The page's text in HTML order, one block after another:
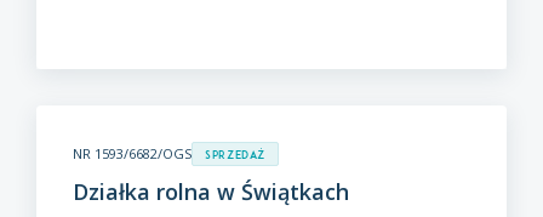
NR 1593/6682/OGS Sprzedaż
Działka rolna w Świątkach